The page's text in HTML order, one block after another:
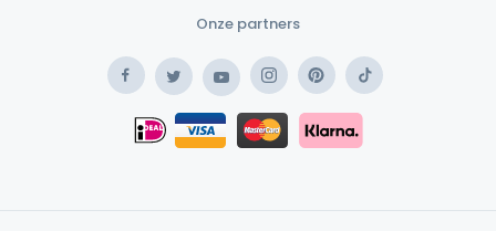
Onze partners
FacebookTwitterYouTubeInstagramPinterestTikTok
iDEAL
Safe Payment Card
Safe Payment Klarna